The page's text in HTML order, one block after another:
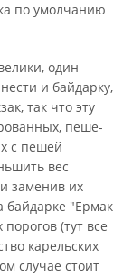
по умолчанию
один
и байдарку,
так что эту
пеше-
с пешей
вес
заменив их
байдарке "Ермак
(тут все
карельских
случае стоит